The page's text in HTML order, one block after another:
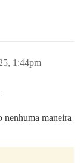
1:44pm
nenhuma maneira